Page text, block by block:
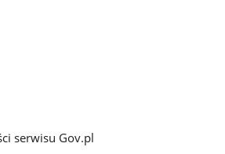
serwisu Gov.pl